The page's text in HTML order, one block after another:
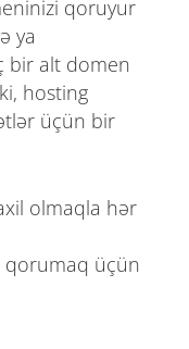
qoruyur
ya
bir alt domen
hosting
üçün bir
olmaqla hər
qorumaq üçün